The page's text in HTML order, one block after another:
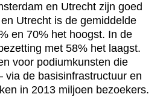
en Utrecht zijn goed
Utrecht is de gemiddelde
en 70% het hoogst. In de
met 58% het laagst.
voor podiumkunsten die
via de basisinfrastructuur en
in 2013 miljoen bezoekers.